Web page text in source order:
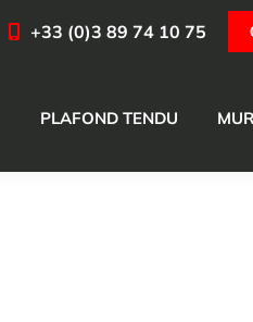
+33 (0)3 89 74 10 75
PLAFOND TENDU